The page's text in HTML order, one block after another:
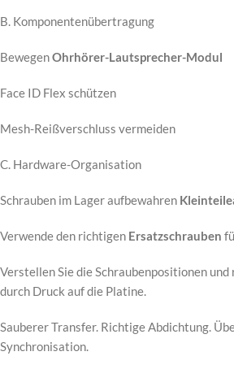
B. Komponentenübertragung
BewegenOhrhörer-Lautsprecher-Modul
Face ID Flex schützen
Mesh-Reißverschluss vermeiden
C. Hardware-Organisation
Schrauben im Lager aufbewahren
Verwende den richtigen Ersatzschrauben
Verstellen Sie die Schraubenpositionen und
durch Druck auf die Platine.
Sauberer Transfer. Richtige Abdichtung.
Synchronisation.